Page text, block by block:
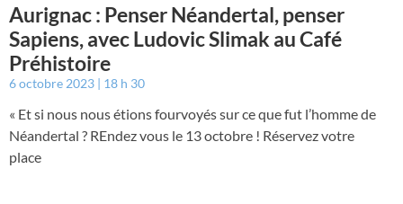
Aurignac : Penser Néandertal, penser
Sapiens, avec Ludovic Slimak au Café
Préhistoire
6 octobre 2023 18 h 30
« Et si nous nous étions fourvoyés sur ce que fut l’homme de
Néandertal ? REndez vous le 13 octobre ! Réservez votre
place